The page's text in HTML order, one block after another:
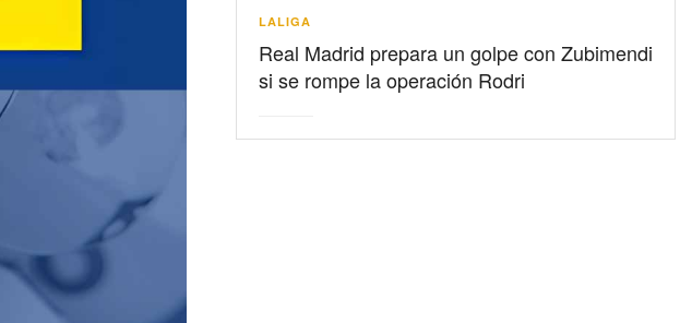
LALIGA
Real Madrid prepara un golpe con Zubimendi
si se rompe la operación Rodri